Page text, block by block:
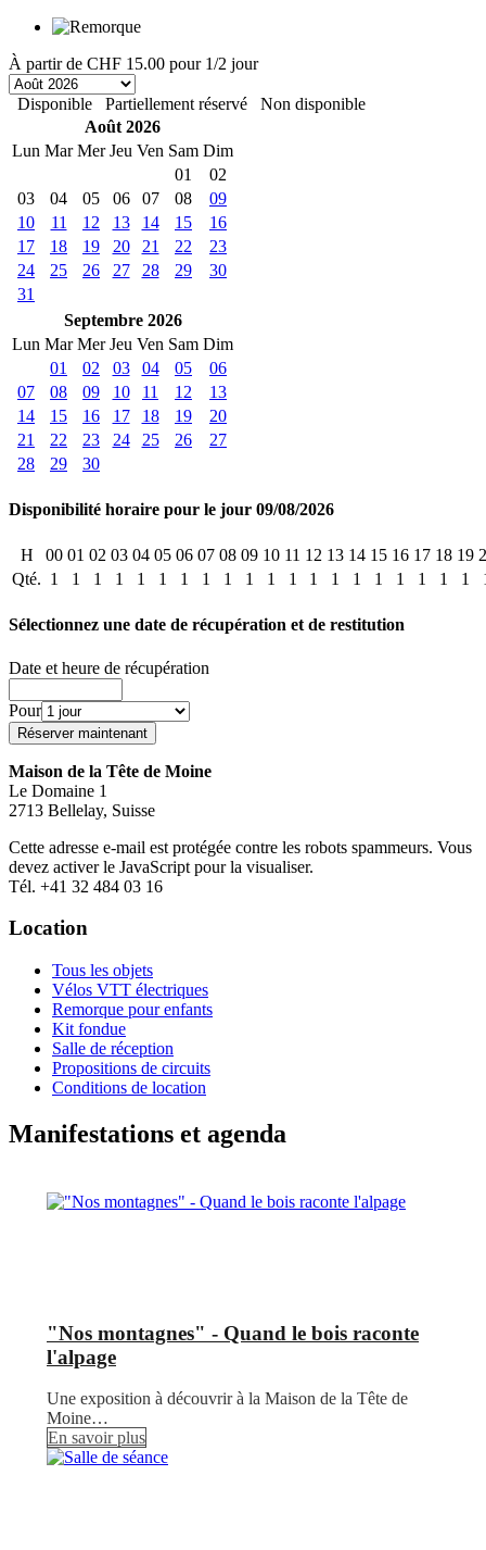
À partir de CHF 15.00 pour 1/2 jour
Disponible Partiellement réservé
Non disponible
Août 2026
Lun Mar Mer Jeu Ven Sam Dim
01
02
03
04 05 06 07 08
09
10
11 12 13 14 15
16
17
18 19 20 21 22
23
24
25 26 27 28 29
30
31
Septembre 2026
Lun Mar Mer Jeu Ven Sam Dim
01
02 03 04 05
06
07
08 09 10 11 12
13
14
15 16 17 18 19
20
21
22 23 24 25 26
27
28
29 30
Disponibilité horaire pour le jour 09/08/2026
H 00 01 02 03 04 05 06 07 08 09 10 11 12 13 14 15 16 17 18 19
Qté. 1 1 1 1 1 1 1 1 1 1 1 1 1 1 1 1 1 1 1 1
Sélectionnez une date de récupération et de restitution
Date et heure de récupération
Pour
Maison de la Tête de Moine
Le Domaine 1
2713 Bellelay, Suisse
Cette adresse e-mail est protégée contre les robots spammeurs. Vous
devez activer le JavaScript pour la visualiser.
Tél. +41 32 484 03 16
Location
Tous les objets
Vélos VTT électriques
Remorque pour enfants
Kit fondue
Salle de réception
Propositions de circuits
Conditions de location
Manifestations et agenda
"Nos montagnes" - Quand le bois raconte
l'alpage
Une exposition à découvrir à la Maison de la Tête de
Moine…
En savoir plus